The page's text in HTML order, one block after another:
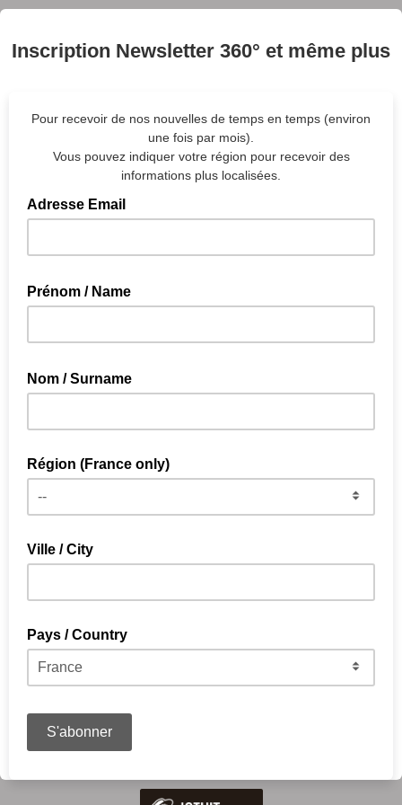
Inscription Newsletter 360° et même plus
Pour recevoir de nos nouvelles de temps en temps (environ
une fois par mois).
Vous pouvez indiquer votre région pour recevoir des
informations plus localisées
Adresse Email
Prénom / Name
Nom / Surname
Région (France only)
Ville / City
Pays / Country